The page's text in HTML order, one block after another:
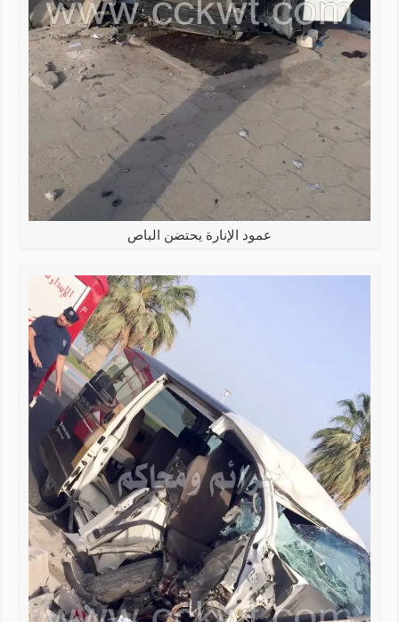
عمود الإنارة يحتضن الباص